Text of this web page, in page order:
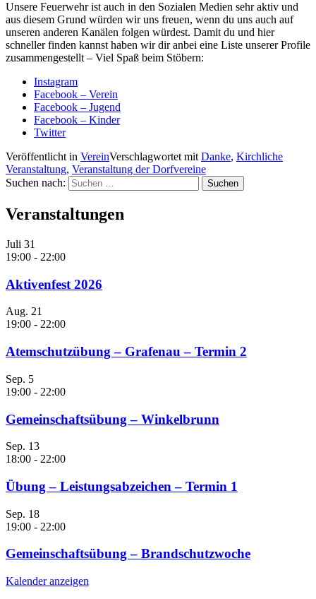
Unsere Feuerwehr ist auch in den Sozialen Medien sehr aktiv und
aus diesem Grund würden wir uns freuen, wenn du uns auch auf
unseren anderen Kanälen folgen würdest. Damit du und hier
schneller finden kannst haben wir dir anbei eine Liste unserer Profile
zusammengestellt – Viel Spaß beim Stöbern:
Instagram
Facebook – Verein
Facebook – Jugend
Facebook – Kinder
Twitter
Veröffentlicht in VereinVerschlagwortet mit Danke, Kirchliche
Veranstaltung, Veranstaltung der Dorfvereine
Suchen nach:
Veranstaltungen
Juli 31
19:00 - 22:00
Aktivenfest 2026
Aug. 21
19:00 - 22:00
Atemschutzübung – Grafenau – Termin 2
Sep. 5
19:00 - 22:00
Gemeinschaftsübung – Winkelbrunn
Sep. 13
18:00 - 22:00
Übung – Leistungsabzeichen – Termin 1
Sep. 18
19:00 - 22:00
Gemeinschaftsübung – Brandschutzwoche
Kalender anzeigen